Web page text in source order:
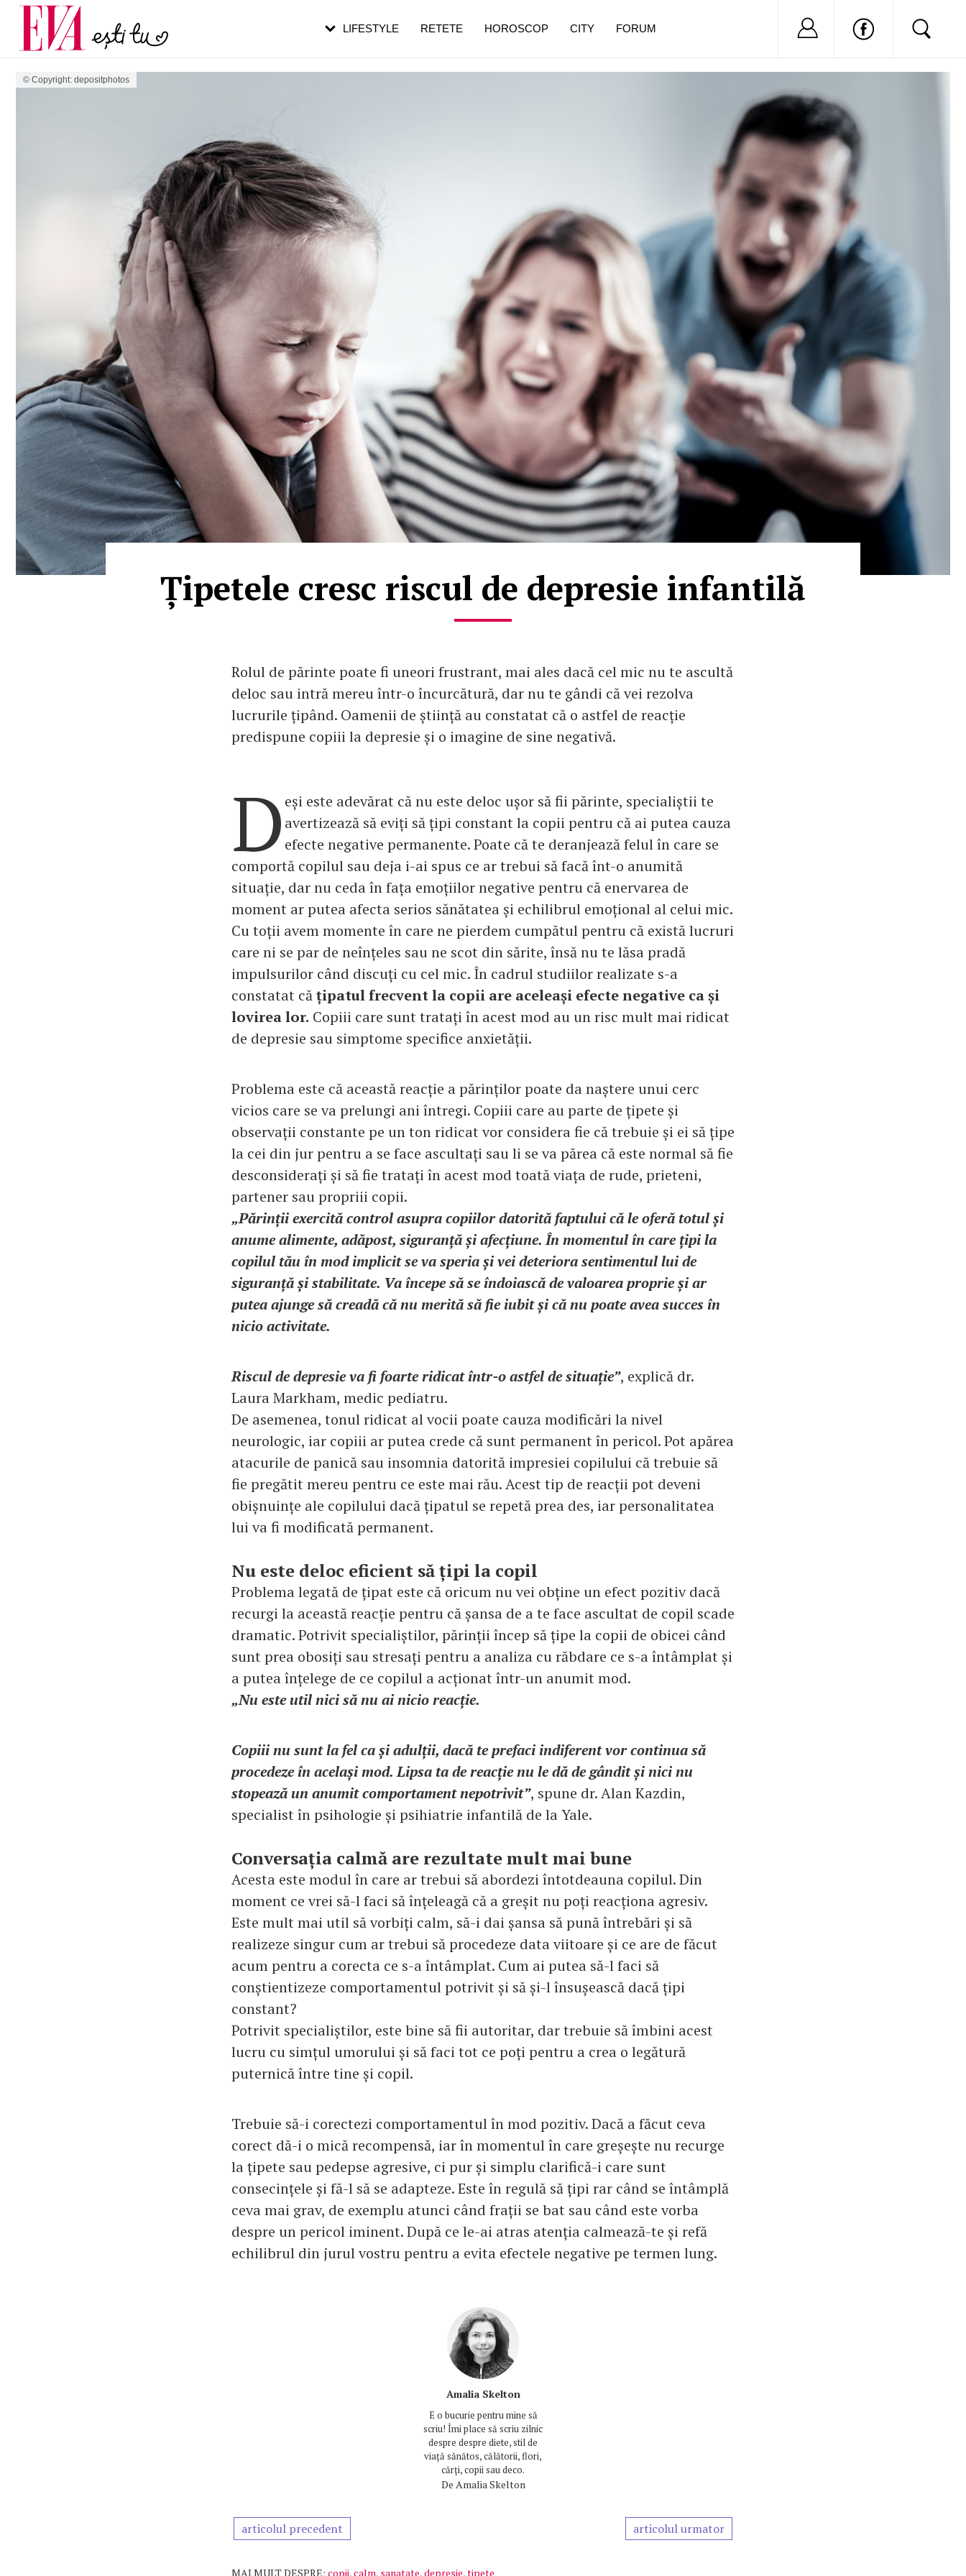
© Copyright: depositphotos
Țipetele cresc riscul de depresie infantilă
Rolul de părinte poate fi uneori frustrant, mai ales dacă cel mic nu te ascultă
deloc sau intră mereu într-o încurcătură, dar nu te gândi că vei rezolva
lucrurile țipând. Oamenii de știință au constatat că o astfel de reacție
predispune copiii la depresie și o imagine de sine negativă.
D eși este adevărat că nu este deloc ușor să fii părinte, specialiștii te
avertizează să eviți să țipi constant la copii pentru că ai putea cauza
efecte negative permanente. Poate că te deranjează felul în care se
comportă copilul sau deja i-ai spus ce ar trebui să facă înt-o anumită
situație, dar nu ceda în fața emoțiilor negative pentru că enervarea de
moment ar putea afecta serios sănătatea și echilibrul emoțional al celui mic.
Cu toții avem momente în care ne pierdem cumpătul pentru că există lucruri
care ni se par de neînțeles sau ne scot din sărite, însă nu te lăsa pradă
impulsurilor când discuți cu cel mic. În cadrul studiilor realizate s-a
constatat cățipatul frecvent la copii are aceleași efecte negative ca și
lovirea lor. Copiii care sunt tratați în acest mod au un risc mult mai ridicat
de depresie sau simptome specifice anxietății.
Problema este că această reacție a părinților poate da naștere unui cerc
vicios care se va prelungi ani întregi. Copiii care au parte de țipete și
observații constante pe un ton ridicat vor considera fie că trebuie și ei să țipe
la cei din jur pentru a se face ascultați sau li se va părea că este normal să fie
desconsiderați și să fie tratați în acest mod toată viața de rude, prieteni,
partener sau propriii copii.
„Părinții exercită control asupra copiilor datorită faptului că le oferă totul și
anume alimente, adăpost, siguranță și afecțiune. În momentul în care țipi la
copilul tău în mod implicit se va speria și vei deteriora sentimentul lui de
siguranță și stabilitate. Va începe să se îndoiască de valoarea proprie și ar
putea ajunge să creadă că nu merită să fie iubit și că nu poate avea succes în
nicio activitate.
Riscul de depresie va fi foarte ridicat într-o astfel de situație”, explică dr.
Laura Markham, medic pediatru.
De asemenea, tonul ridicat al vocii poate cauza modificări la nivel
neurologic, iar copiii ar putea crede că sunt permanent în pericol. Pot apărea
atacurile de panică sau insomnia datorită impresiei copilului că trebuie să
fie pregătit mereu pentru ce este mai rău. Acest tip de reacții pot deveni
obișnuințe ale copilului dacă țipatul se repetă prea des, iar personalitatea
lui va fi modificată permanent.
Nu este deloc eficient să țipi la copil
Problema legată de țipat este că oricum nu vei obține un efect pozitiv dacă
recurgi la această reacție pentru că șansa de a te face ascultat de copil scade
dramatic. Potrivit specialiștilor, părinții încep să țipe la copii de obicei când
sunt prea obosiți sau stresați pentru a analiza cu răbdare ce s-a întâmplat și
a putea înțelege de ce copilul a acționat într-un anumit mod.
„Nu este util nici să nu ai nicio reacție.
Copiii nu sunt la fel ca și adulții, dacă te prefaci indiferent vor continua să
procedeze în același mod. Lipsa ta de reacție nu le dă de gândit și nici nu
stopează un anumit comportament nepotrivit”, spune dr. Alan Kazdin,
specialist în psihologie și psihiatrie infantilă de la Yale.
Conversația calmă are rezultate mult mai bune
Acesta este modul în care ar trebui să abordezi întotdeauna copilul. Din
moment ce vrei să-l faci să înțeleagă că a greșit nu poți reacționa agresiv.
Este mult mai util să vorbiți calm, să-i dai șansa să pună întrebări și să
realizeze singur cum ar trebui să procedeze data viitoare și ce are de făcut
acum pentru a corecta ce s-a întâmplat. Cum ai putea să-l faci să
conștientizeze comportamentul potrivit și să și-l însușească dacă țipi
constant?
Potrivit specialiștilor, este bine să fii autoritar, dar trebuie să îmbini acest
lucru cu simțul umorului și să faci tot ce poți pentru a crea o legătură
puternică între tine și copil.
Trebuie să-i corectezi comportamentul în mod pozitiv. Dacă a făcut ceva
corect dă-i o mică recompensă, iar în momentul în care greșește nu recurge
la țipete sau pedepse agresive, ci pur și simplu clarifică-i care sunt
consecințele și fă-l să se adapteze. Este în regulă să țipi rar când se întâmplă
ceva mai grav, de exemplu atunci când frații se bat sau când este vorba
despre un pericol iminent. După ce le-ai atras atenția calmează-te și refă
echilibrul din jurul vostru pentru a evita efectele negative pe termen lung.
Amalia Skelton
E o bucurie pentru mine să
scriu! Îmi place să scriu zilnic
despre despre diete, stil de
viață sănătos, călătorii, flori,
cărți, copii sau deco.
De Amalia Skelton
articolul precedent articolul urmator
MAI MULT DESPRE: copii,calm, sanatate,depresie,tipete
LIFESTYLE RETETE HOROSCOP CITY FORUM Nu ai cont?
Carieră
Actualitate
pe măsură ce înaintezi în vârstă